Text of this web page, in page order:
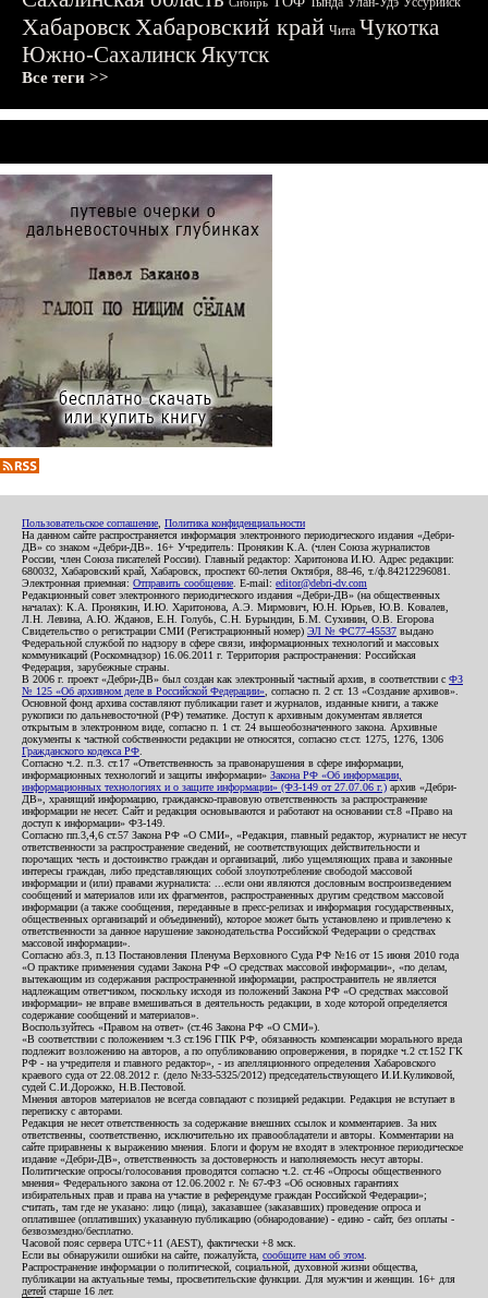
ХабаровскХабаровский край Чита Чукотка
Южно-СахалинскЯкутск
Все теги >>
Пользовательское соглашение Политика конфиденциальности
На данном сайте распространяется информация электронного периодического издания «Дебри-
ДВ» со знаком «Дебри-ДВ». 16+ Учредитель: Пронякин К.А. (член Союза журналистов
России, член Союза писателей России). Главный редактор: Харитонова И.Ю. Адрес редакции:
680032, Хабаровский край, Хабаровск, проспект 60-летия Октября, 88-46, т./ф.84212296081.
Электронная приемная: Отправить сообщение . E-mail: editor@debri-dv.com
Редакционный совет электронного периодического издания «Дебри-ДВ» (на общественных
началах): К.А. Пронякин, И.Ю. Харитонова, А.Э. Мирмович, Ю.Н. Юрьев, Ю.В. Ковалев,
Л.Н. Левина, А.Ю. Жданов, Е.Н. Голубь, С.Н. Бурындин, Б.М. Сухинин, О.В. Егорова
Свидетельство о регистрации СМИ (Регистрационный номер) ЭЛ № ФС77-45537 выдано
Федеральной службой по надзору в сфере связи, информационных технологий и массовых
коммуникаций (Роскомнадзор) 16.06.2011 г. Территория распространения: Российская
Федерация, зарубежные страны.
В 2006 г. проект «Дебри-ДВ» был создан как электронный частный архив, в соответствии с ФЗ
№ 125 «Об архивном деле в Российской Федерации» , согласно п. 2 ст. 13 «Создание архивов».
Основной фонд архива составляют публикации газет и журналов, изданные книги, а также
рукописи по дальневосточной (РФ) тематике. Доступ к архивным документам является
открытым в электронном виде, согласно п. 1 ст. 24 вышеобозначенного закона. Архивные
документы к частной собственности редакции не относятся, согласно ст.ст. 1275, 1276, 1306
Гражданского кодекса РФ
Согласно ч.2. п.3. ст.17 «Ответственность за правонарушения в сфере информации,
информационных технологий и защиты информации» Закона РФ «Об информации,
информационных технологиях и о защите информации» (ФЗ-149 от 27.07.06 г.) архив «Дебри-
ДВ», хранящий информацию, гражданско-правовую ответственность за распространение
информации не несет. Сайт и редакция основываются и работают на основании ст.8 «Право на
доступ к информации» ФЗ-149.
Согласно пп.3,4,6 ст.57 Закона РФ «О СМИ», «Редакция, главный редактор, журналист не несут
ответственности за распространение сведений, не соответствующих действительности и
порочащих честь и достоинство граждан и организаций, либо ущемляющих права и законные
интересы граждан, либо представляющих собой злоупотребление свободой массовой
информации и (или) правами журналиста: ...если они являются дословным воспроизведением
сообщений и материалов или их фрагментов, распространенных другим средством массовой
информации (а также сообщения, переданные в пресс-релизах и информация государственных,
общественных организаций и объединений), которое может быть установлено и привлечено к
ответственности за данное нарушение законодательства Российской Федерации о средствах
массовой информации».
Согласно абз.3, п.13 Постановления Пленума Верховного Суда РФ №16 от 15 июня 2010 года
«О практике применения судами Закона РФ «О средствах массовой информации», «по делам,
вытекающим из содержания распространенной информации, распространитель не является
надлежащим ответчиком, поскольку исходя из положений Закона РФ «О средствах массовой
информации» не вправе вмешиваться в деятельность редакции, в ходе которой определяется
содержание сообщений и материалов».
Воспользуйтесь «Правом на ответ» (ст.46 Закона РФ «О СМИ»).
«В соответствии с положением ч.3 ст.196 ГПК РФ, обязанность компенсации морального вреда
подлежит возложению на авторов, а по опубликованию опровержения, в порядке ч.2 ст.152 ГК
РФ - на учредителя и главного редактор», - из апелляционного определения Хабаровского
краевого суда от 22.08.2012 г. (дело №33-5325/2012) председательствующего И.И.Куликовой,
судей С.И.Дорожко, Н.В.Пестовой.
Мнения авторов материалов не всегда совпадают с позицией редакции. Редакция не вступает в
переписку с авторами.
Редакция не несет ответственность за содержание внешних ссылок и комментариев. За них
ответственны, соответственно, исключительно их правообладатели и авторы. Комментарии на
сайте приравнены к выражению мнения. Блоги и форум не входят в электронное периодическое
издание «Дебри-ДВ», ответственность за достоверность и наполняемость несут авторы.
Политические опросы/голосования проводятся согласно ч.2. ст.46 «Опросы общественного
мнения» Федерального закона от 12.06.2002 г. № 67-ФЗ «Об основных гарантиях
избирательных прав и права на участие в референдуме граждан Российской Федерации»;
считать, там где не указано: лицо (лица), заказавшее (заказавших) проведение опроса и
оплатившее (оплативших) указанную публикацию (обнародование) - едино - сайт, без оплаты -
безвозмездно/бесплатно.
Часовой пояс сервера UTC+11 (AEST), фактически +8 мск.
Если вы обнаружили ошибки на сайте, пожалуйста, сообщите нам об этом
Распространение информации о политической, социальной, духовной жизни общества,
публикации на актуальные темы, просветительские функции. Для мужчин и женщин. 16+ для
детей старше 16 лет.